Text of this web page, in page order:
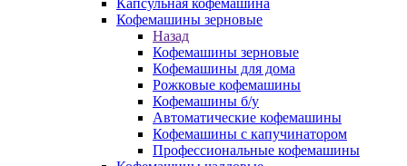
Капсульная кофемашина
Кофемашины зерновые
Назад
Кофемашины зерновые
Кофемашины для дома
Рожковые кофемашины
Кофемашины б/у
Автоматические кофемашины
Кофемашины с капучинатором
Профессиональные кофемашины